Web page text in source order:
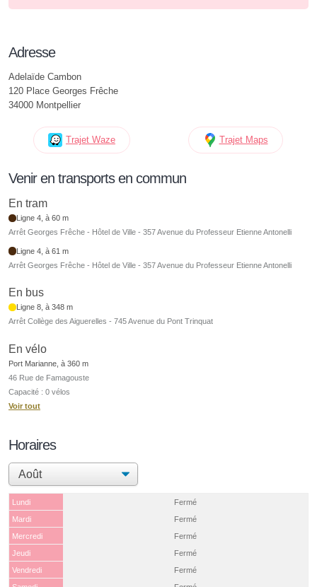
Adresse
Adelaïde Cambon
120 Place Georges Frêche
34000 Montpellier
Trajet Waze Trajet Maps
Venir en transports en commun
En tram
Ligne 4, à 60 m
Arrêt Georges Frêche - Hôtel de Ville - 357 Avenue du Professeur Etienne Antonelli
Ligne 4, à 61 m
Arrêt Georges Frêche - Hôtel de Ville - 357 Avenue du Professeur Etienne Antonelli
En bus
Ligne 8, à 348 m
Arrêt Collège des Aiguerelles - 745 Avenue du Pont Trinquat
En vélo
Port Marianne, à 360 m
46 Rue de Famagouste
Capacité : 0 vélos
Voir tout
Horaires
Lundi
Fermé
Mardi
Fermé
Mercredi
Fermé
Jeudi
Fermé
Vendredi
Fermé